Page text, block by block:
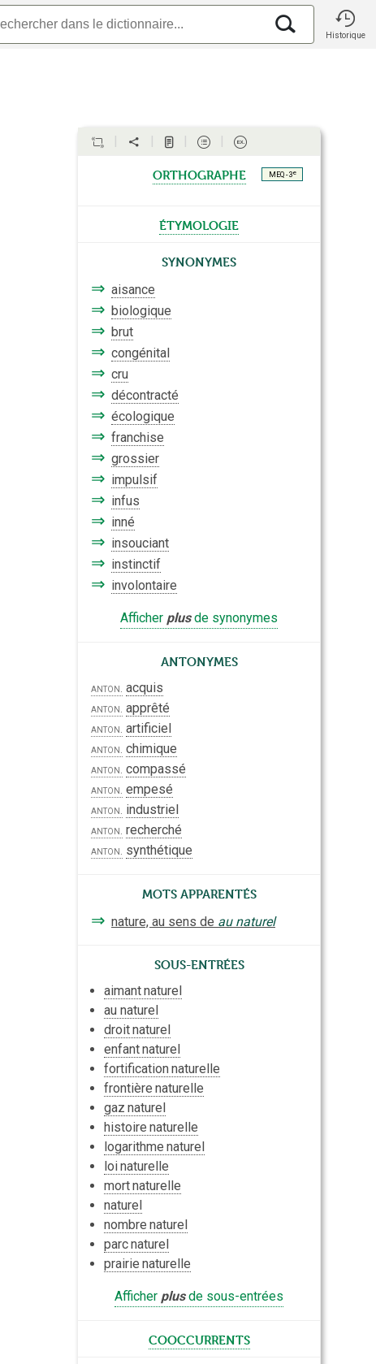
Historique
orthographe MEQ - 3e
étymologie
Synonymes
⇒ aisance
⇒ biologique
⇒ brut
⇒ congénital
⇒ cru
⇒ décontracté
⇒ écologique
⇒ franchise
⇒ grossier
⇒ impulsif
⇒ infus
⇒ inné
⇒ insouciant
⇒ instinctif
⇒ involontaire
Afficher plusde synonymes
Antonymes
anton. acquis
anton. apprêté
anton. artificiel
anton. chimique
anton. compassé
anton. empesé
anton. industriel
anton. recherché
anton. synthétique
Mots apparentés
⇒ nature, au sens de au naturel
Sous-entrées
aimantnaturel
au naturel
droitnaturel
enfantnaturel
fortification naturelle
frontière naturelle
gaz naturel
histoire naturelle
logarithme naturel
loinaturelle
mortnaturelle
naturel
nombre naturel
parcnaturel
prairie naturelle
Afficher plusde sous-entrées
cooccurrents